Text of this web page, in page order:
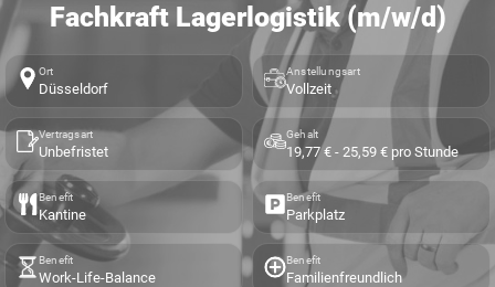
Fachkraft Lagerlogistik (m/w/d)
Ort
Düsseldorf
Anstellungsart
Vollzeit
Vertragsart
Unbefristet
Gehalt
19,77 € - 25,59 € pro Stunde
Benefit
Kantine
Benefit
Parkplatz
Benefit
Work-Life-Balance
Benefit
Familienfreundlich